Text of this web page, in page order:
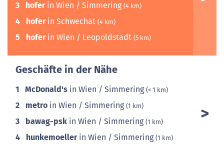
3 hoferin Wien / Simmering (4 km)
4 hoferin Schwechat (4 km)
5 hoferin Wien / Leopoldstadt (5 km)
Geschäfte in der Nähe
1 McDonald's in Wien / Simmering (< 1 km)
2 metro in Wien / Simmering (1 km)
3 bawag-psk in Wien / Simmering (1 km)
4 hunkemoellerin Wien / Simmering (1 km)